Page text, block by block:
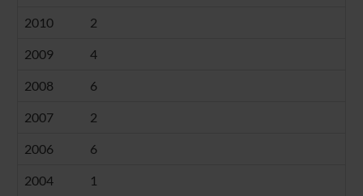
2010 2
2009 4
2008 6
2007 2
2006 6
2004 1